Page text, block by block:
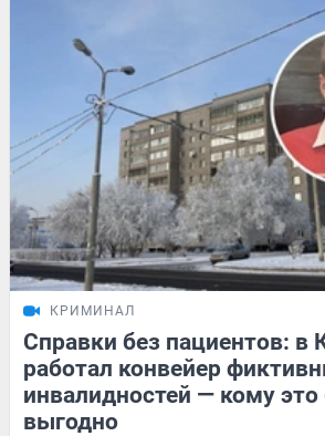
КРИМИНАЛ
Справки без пациентов: в
работал конвейер
инвалидностей — кому
выгодно